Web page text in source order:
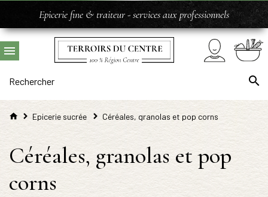
Epicerie fine & traiteur - services aux professionnels
Epicerie sucrée Céréales, granolas et pop corns
Céréales, granolas et pop
corns